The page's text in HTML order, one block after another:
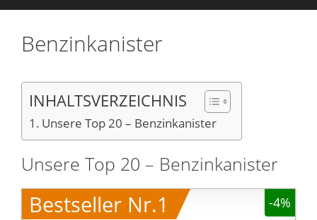
Benzinkanister
INHALTSVERZEICHNIS
Unsere Top 20 – Benzinkanister
Unsere Top 20 – Benzinkanister
Bestseller Nr.1
-4%